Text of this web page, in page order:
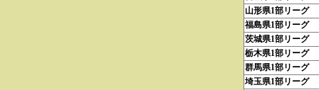
山形県1部リーグ
福島県1部リーグ
茨城県1部リーグ
栃木県1部リーグ
群馬県1部リーグ
埼玉県1部リーグ